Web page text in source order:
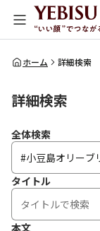
全体検索
ホーム 詳細検索
詳細検索
全体検索
タイトル
本文